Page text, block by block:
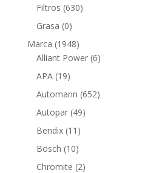
Filtros 630630
Grasa 00
productos
Marca 19481948
productos
Alliant Power 66
APA 1919
productos
Automann 652652
Autopar 4949
Bendix 11 11
productos
Bosch 1010
productos
Chromite 22